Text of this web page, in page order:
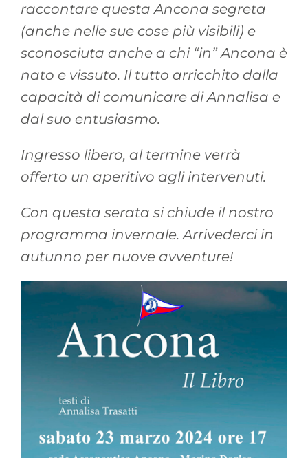
raccontare questa Ancona segreta
(anche nelle sue cose più visibili) e
sconosciuta anche a chi “in” Ancona è
nato e vissuto. Il tutto arricchito dalla
capacità di comunicare di Annalisa e
dal suo entusiasmo.
Ingresso libero, al termine verrà
offerto un aperitivo agli intervenuti.
Con questa serata si chiude il nostro
programma invernale. Arrivederci in
autunno per nuove avventure!